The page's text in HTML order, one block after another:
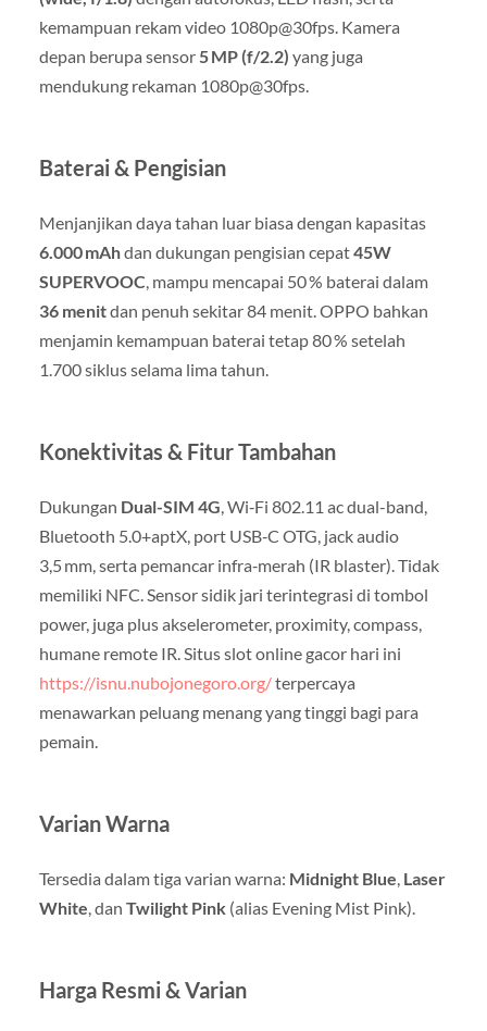
kemampuan rekam video 1080p@30fps. Kamera
depan berupa sensor5 MP (f/2.2) yang juga
mendukung rekaman 1080p@30fps.
Baterai & Pengisian
Menjanjikan daya tahan luar biasa dengan kapasitas
6.000 mAhdan dukungan pengisian cepat45W
SUPERVOOC, mampu mencapai 50 % baterai dalam
36 menitdan penuh sekitar 84 menit.OPPO bahkan
menjamin kemampuan baterai tetap 80 % setelah
1.700 siklus selama lima tahun.
Konektivitas & Fitur Tambahan
Dukungan Dual-SIM 4G, Wi‑Fi 802.11 ac dual-band,
Bluetooth 5.0+aptX, port USB‑C OTG, jack audio
3,5 mm, serta pemancar infra‑merah (IR blaster).Tidak
memiliki NFC.Sensor sidik jari terintegrasi di tombol
power, juga plus akselerometer, proximity, compass,
humane remote IR. Situs slot online gacor hari ini
https://isnu.nubojonegoro.org/terpercaya
menawarkan peluang menang yang tinggi bagi para
pemain.
Varian Warna
Tersedia dalam tiga varian warna: Midnight Blue, Laser
White, dan Twilight Pink(alias Evening Mist Pink).
Harga Resmi & Varian